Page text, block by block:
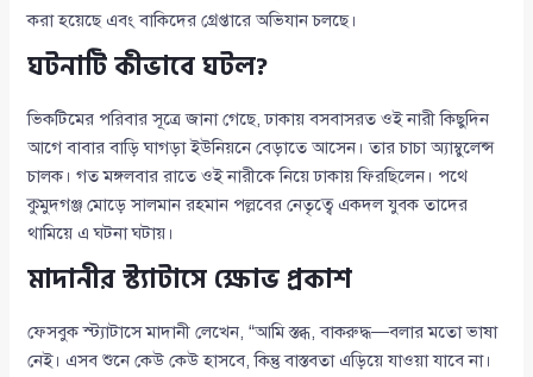
করা হয়েছে এবং বাকিদের গ্রেপ্তারে অভিযান চলছে।
ঘটনাটি কীভাবে ঘটল?
ভিকটিমের পরিবার সূত্রে জানা গেছে, ঢাকায় বসবাসরত ওই নারী কিছুদিন
আগে বাবার বাড়ি ঘাগড়া ইউনিয়নে বেড়াতে আসেন। তার চাচা অ্যাম্বুলেন্স
চালক। গত মঙ্গলবার রাতে ওই নারীকে নিয়ে ঢাকায় ফিরছিলেন। পথে
কুমুদগঞ্জ মোড়ে সালমান রহমান পল্লবের নেতৃত্বে একদল যুবক তাদের
থামিয়ে এ ঘটনা ঘটায়।
মাদানীর স্ট্যাটাসে ক্ষোভ প্রকাশ
ফেসবুক স্ট্যাটাসে মাদানী লেখেন, “আমি স্তব্ধ, বাকরুদ্ধ—বলার মতো ভাষা
নেই। এসব শুনে কেউ কেউ হাসবে, কিন্তু বাস্তবতা এড়িয়ে যাওয়া যাবে না।